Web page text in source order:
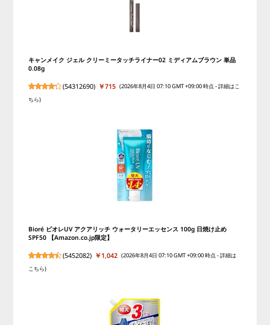
キャンメイク ジェル クリーミータッチライナー02 ミディアムブラウン 単品
0.08g
(54312690) ￥715 (2026年8月4日 07:10 GMT +09:00 時点 -詳細はこ
ちら)
Bioré ビオレUV アクアリッチ ウォータリーエッセンス 100g 日焼け止め
SPF50 【Amazon.co.jp限定】
(5452082) ￥1,042 (2026年8月4日 07:10 GMT +09:00 時点 -詳細は
こちら)